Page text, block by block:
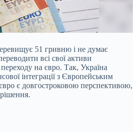
51 гривню і не думає
всі свої активи
на євро. Так, Україна
інтеграції з Європейським
є довгостроковою перспективою,